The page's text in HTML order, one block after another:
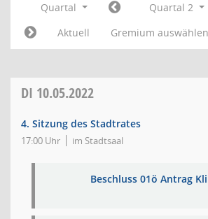
Quartal Quartal 2
Aktuell
Gremium auswählen
DI 10.05.2022
4. Sitzung des Stadtrates
17:00 Uhr im Stadtsaal
Beschluss 01ö Antrag